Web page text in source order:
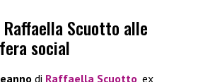
Raffaella Scuotto alle
social
di Raffaella Scuotto , ex